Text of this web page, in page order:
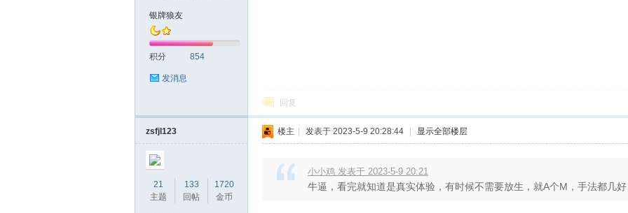
银牌狼友
积分 854
发消息
回复
zsfjl123
21
主题
133
回帖
1720
金币
楼主 发表于 2023-5-9 20:28:44 显示全部楼层
小小鸡 发表于 2023-5-9 20:21
牛逼，看完就知道是真实体验，有时候不需要放生，就A个M，手法都几